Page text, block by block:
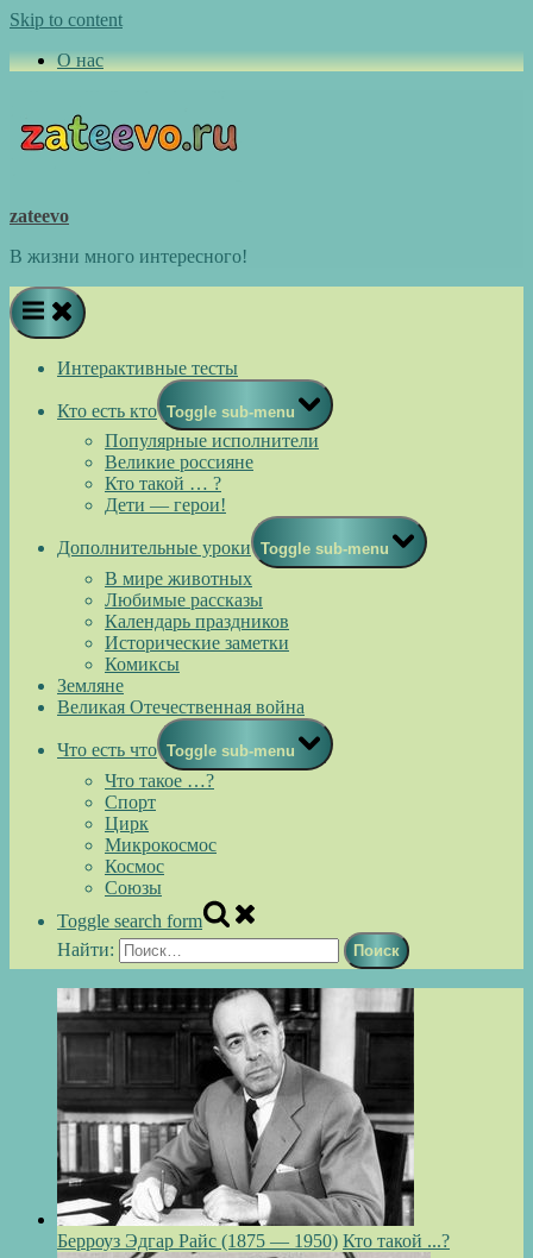
Skip to content
О нас
zateevo
В жизни много интересного!
Интерактивные тесты
Кто есть кто Toggle sub-menu
Популярные исполнители
Великие россияне
Кто такой … ?
Дети — герои!
Дополнительные уроки Toggle sub-menu
В мире животных
Любимые рассказы
Календарь праздников
Исторические заметки
Комиксы
Земляне
Великая Отечественная война
Что есть что Toggle sub-menu
Что такое …?
Спорт
Цирк
Микрокосмос
Космос
Союзы
Toggle search form
Найти:
Берроуз Эдгар Райс (1875 — 1950) Кто такой ...?